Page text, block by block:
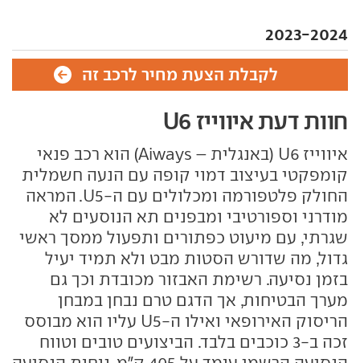
2023-2024
לקבלת הצעת מחיר לרכב זה
חוות דעת איווייז U6
איווייז U6 (באנגלית – Aiways) הוא רכב פנאי
קומפקטי בעיצוב דמוי קופה עם הנעה חשמלית
החולק פלטפורמה ומכלולים עם ה-U5. המראה
מודרני וספורטיבי ומבפנים תא הנוסעים לא
שגרתי, עם מיעוט כפתורים ותפעול ממסך ראשי
גדול, מה שדורש הסטות מבט ולא תמיד יעיל
בזמן נסיעה. רשימת האבזור מכובדת וכך גם
מערך הבטיחות, אך הדגם טרם נבחן במבחן
הריסוק האירופאי ואילו ה-U5 עליו הוא מבוסס
זכה ב-3 כוכבים בלבד. הביצועים טובים וטווח